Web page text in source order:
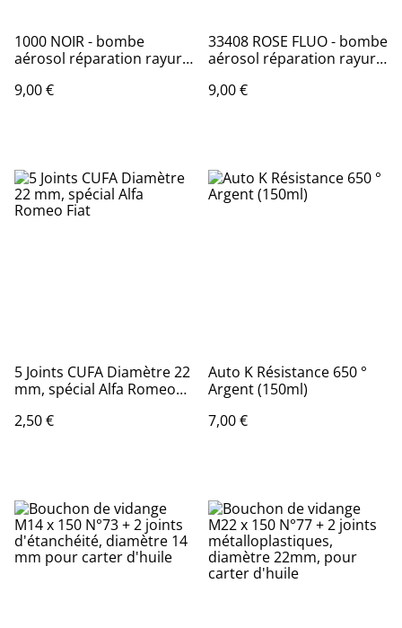
1000 NOIR - bombe
aérosol réparation rayure
rétroviseur PEUGEOT
9,00 €
33408 ROSE FLUO - bombe
aérosol réparation rayure
rétroviseur (Spray couleur
9,00 €
5 Joints CUFA Diamètre 22
mm, spécial Alfa Romeo
2,50 €
Auto K Résistance 650 °
Argent (150ml)
7,00 €